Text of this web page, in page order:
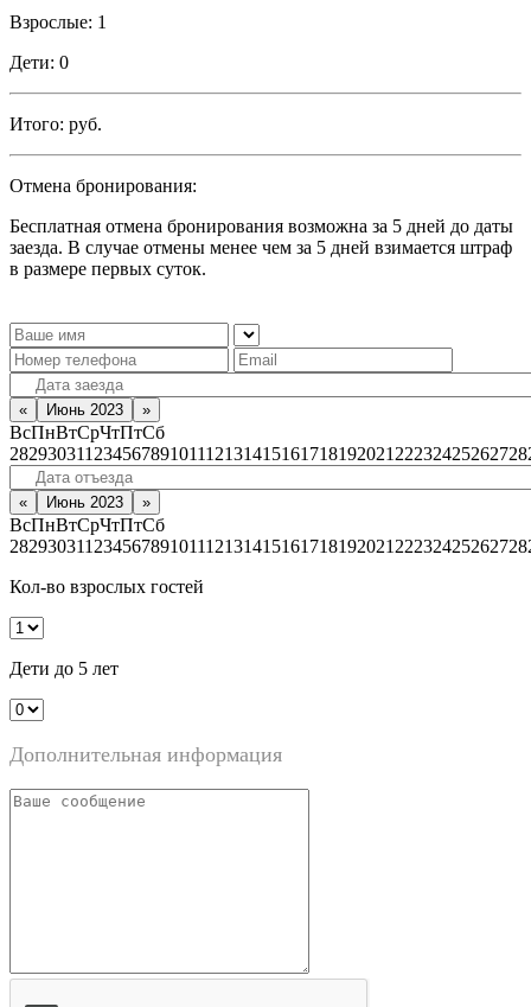
Взрослые: 1
Дети: 0
Итого: руб.
Отмена бронирования:
Бесплатная отмена бронирования возможна за 5 дней до даты
заезда. В случае отмены менее чем за 5 дней взимается штраф
в размере первых суток.
« Июнь 2023 »
ВсПнВтСрЧтПтСб
282930311 23456789101112131415161718192021 22232425262728
« Июнь 2023 »
ВсПнВтСрЧтПтСб
282930311 23456789101112131415161718192021 22232425262728
Кол-во взрослых гостей
Дети до 5 лет
Дополнительная информация